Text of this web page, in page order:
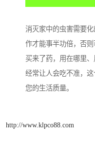
消灭家中的虫害需要
作才能事半功倍，否
买来了药，用在哪里、
经常让人会吃不准，
您的生活质量。
http://www.klpco88.com